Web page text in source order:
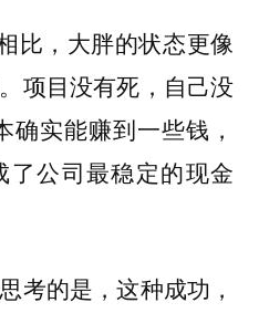
比，大胖的状态更像
项目没有死，自己没
实能赚到一些钱，
公司最稳定的现金
考的是，这种成功，